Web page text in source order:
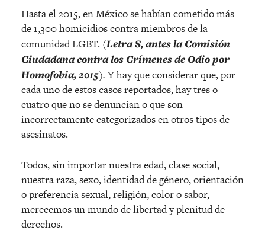
Hasta el 2015, en México se habían cometido más
de 1,300 homicidios contra miembros de la
comunidad LGBT. (Letra S, antes la Comisión
Ciudadana contra los Crímenes de Odio por
Homofobia, 2015). Y hay que considerar que, por
cada uno de estos casos reportados, hay tres o
cuatro que no se denuncian o que son
incorrectamente categorizados en otros tipos de
asesinatos.
Todos, sin importar nuestra edad, clase social,
nuestra raza, sexo, identidad de género, orientación
o preferencia sexual, religión, color o sabor,
merecemos un mundo de libertad y plenitud de
derechos.